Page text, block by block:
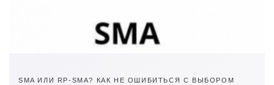
SMA ИЛИ RP-SMA? КАК НЕ ОШИБИТЬСЯ С ВЫБОРОМ